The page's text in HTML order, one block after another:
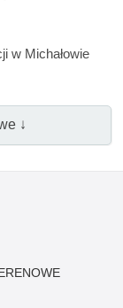
w Michałowie
↓